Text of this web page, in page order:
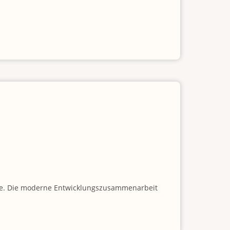
Die moderne Entwicklungszusammenarbeit